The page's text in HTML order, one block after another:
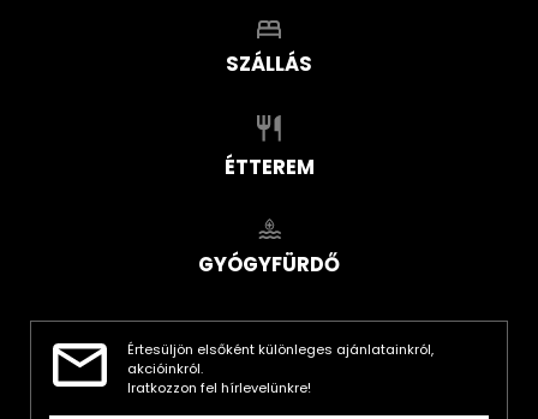
SZÁLLÁS
ÉTTEREM
GYÓGYFÜRDŐ
Értesüljön elsőként különleges ajánlatainkról,
akcióinkról.
Iratkozzon fel hírlevelünkre!